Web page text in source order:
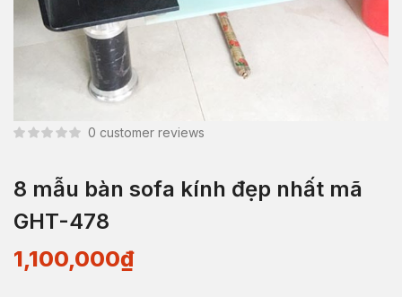
0 customer reviews
8 mẫu bàn sofa kính đẹp nhất mã
GHT-478
1,100,000₫